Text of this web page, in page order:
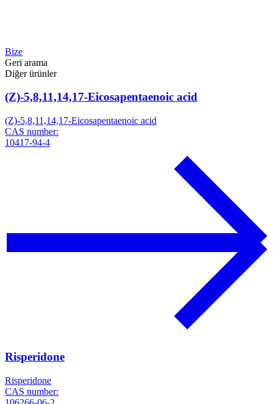
Bize
Geri arama
Diğer ürünler
(Z)-5,8,11,14,17-Eicosapentaenoic acid
(Z)-5,8,11,14,17-Eicosapentaenoic acid
CAS number:
10417-94-4
Risperidone
Risperidone
CAS number: